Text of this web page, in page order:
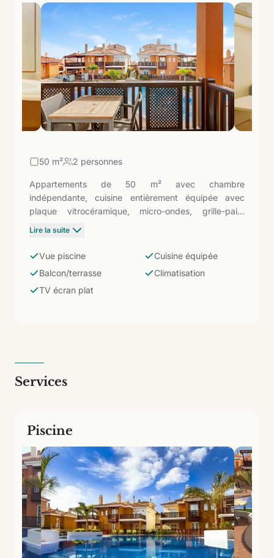
50 m² 2 personnes
Appartements de 50 m² avec chambre
indépendante, cuisine entièrement équipée avec
plaque vitrocéramique, micro-ondes, grille-pain,
cafetière et bouilloire, salon avec canapé et télévision
piscine d'eau douce et la zone pour enfants. WiFi
du port de pêche — la base parfaite pour explorer la
côte sud-ouest à votre rythme, avec toute
Lire la suite
Vue piscine
Cuisine équipée
Balcon/terrasse
Climatisation
TV écran plat
Services
Piscine